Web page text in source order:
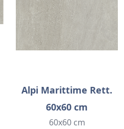
Alpi Marittime Rett.
60x60 cm
60x60 cm